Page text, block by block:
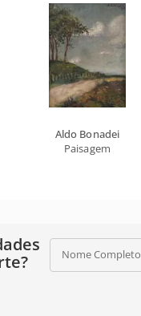
Aldo Bonadei
Paisagem
Nome Completo